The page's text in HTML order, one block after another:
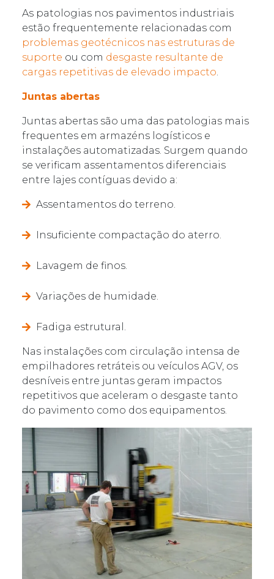
As patologias nos pavimentos industriais
estão frequentemente relacionadas com
problemas geotécnicos nas estruturas de
suporte ou com desgaste resultante de
cargas repetitivas de elevado impacto
Juntas abertas
Juntas abertas são uma das patologias mais
frequentes em armazéns logísticos e
instalações automatizadas. Surgem quando
se verificam assentamentos diferenciais
entre lajes contíguas devido a:
Assentamentos do terreno.
Insuficiente compactação do aterro.
Lavagem de finos.
Variações de humidade.
Fadiga estrutural.
Nas instalações com circulação intensa de
empilhadores retráteis ou veículos AGV, os
desníveis entre juntas geram impactos
repetitivos que aceleram o desgaste tanto
do pavimento como dos equipamentos.